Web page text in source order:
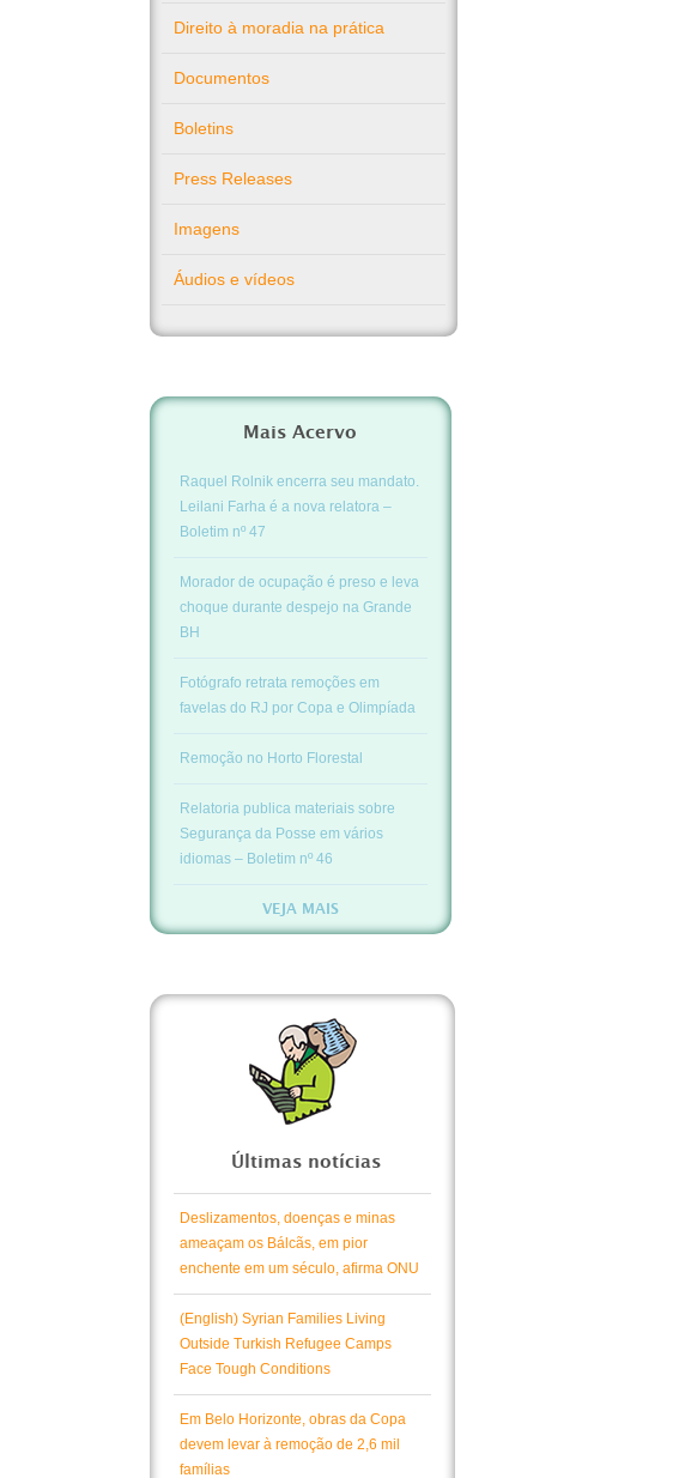
Direito à moradia na prática
Documentos
Boletins
Press Releases
Imagens
Áudios e vídeos
Mais Acervo
Raquel Rolnik encerra seu mandato.
Leilani Farha é a nova relatora –
Boletim nº 47
Morador de ocupação é preso e leva
choque durante despejo na Grande
BH
Fotógrafo retrata remoções em
favelas do RJ por Copa e Olimpíada
Remoção no Horto Florestal
Relatoria publica materiais sobre
Segurança da Posse em vários
idiomas – Boletim nº 46
VEJA MAIS
Últimas notícias
Deslizamentos, doenças e minas
ameaçam os Bálcãs, em pior
enchente em um século, afirma ONU
(English) Syrian Families Living
Outside Turkish Refugee Camps
Face Tough Conditions
Em Belo Horizonte, obras da Copa
devem levar à remoção de 2,6 mil
famílias